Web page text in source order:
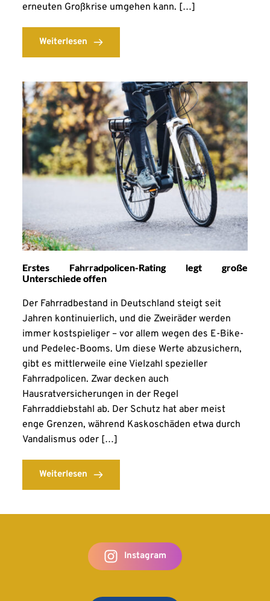
erneuten Großkrise umgehen kann. […]
Weiterlesen
Erstes Fahrradpolicen-Rating legt große
Unterschiede offen
Der Fahrradbestand in Deutschland steigt seit
Jahren kontinuierlich, und die Zweiräder werden
immer kostspieliger – vor allem wegen des E-Bike-
und Pedelec-Booms. Um diese Werte abzusichern,
gibt es mittlerweile eine Vielzahl spezieller
Fahrradpolicen. Zwar decken auch
Hausratversicherungen in der Regel
Fahrraddiebstahl ab. Der Schutz hat aber meist
enge Grenzen, während Kaskoschäden etwa durch
Vandalismus oder […]
Weiterlesen
Instagram